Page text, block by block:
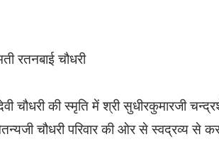
रतनबाई चौधरी
चौधरी की स्मृति में श्री सुधीरकुमारजी
चौधरी परिवार की ओर से स्वद्रव्य से